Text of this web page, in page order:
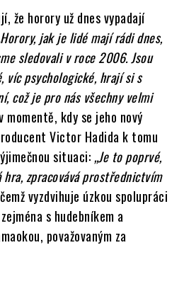
že horory už dnes vypadají
jak je lidé mají rádi dnes,
sledovali v roce 2006. Jsou
víc psychologické, hrají si s
což je pro nás všechny velmi
kdy se jeho nový
Victor Hadida k tomu
situaci:„Je to poprvé,
zpracovává prostřednictvím
vyzdvihuje úzkou spolupráci
s hudebníkem a
považovaným za